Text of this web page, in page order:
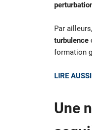
Par
turbulence
formation
LIRE AUSSI
Une